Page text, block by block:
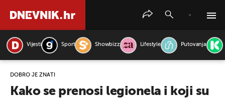
Vijesti Sport Showbizz Lifestyle Putovanja
DOBRO JE ZNATI
Kako se prenosi legionela i koji su
PRETRAŽITE VIJESTI